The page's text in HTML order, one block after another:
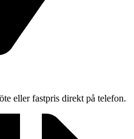
eller fastpris direkt på telefon.